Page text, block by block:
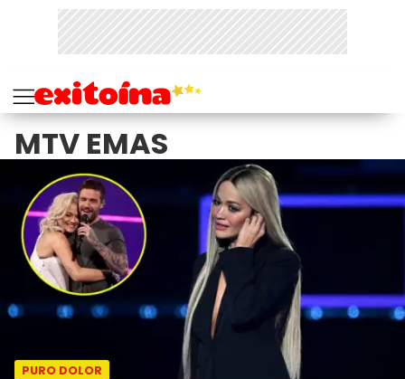
MTV EMAS
PURO DOLOR